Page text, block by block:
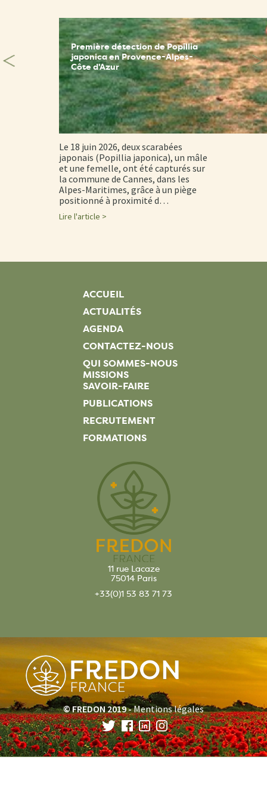
Première détection de Popillia
japonica en Provence-Alpes-
Côte d'Azur
Le 18 juin 2026, deux scarabées
japonais (Popillia japonica), un mâle
et une femelle, ont été capturés sur
la commune de Cannes, dans les
Alpes-Maritimes, grâce à un piège
positionné à proximité d…
Lire l'article >
ACCUEIL
ACTUALITÉS
AGENDA
CONTACTEZ-NOUS
QUI SOMMES-NOUS
MISSIONS
SAVOIR-FAIRE
PUBLICATIONS
RECRUTEMENT
FORMATIONS
11 rue Lacaze
75014 Paris
+33(0)1 53 83 71 73
© FREDON 2019 -Mentions légales